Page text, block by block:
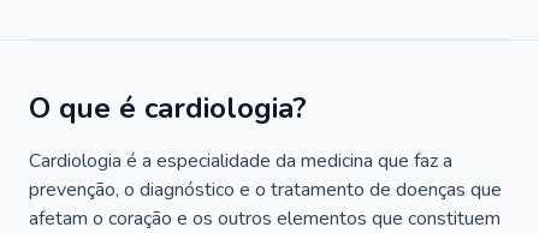
O que é cardiologia?
Cardiologia é a especialidade da medicina que faz a
prevenção, o diagnóstico e o tratamento de doenças que
afetam o coração e os outros elementos que constituem